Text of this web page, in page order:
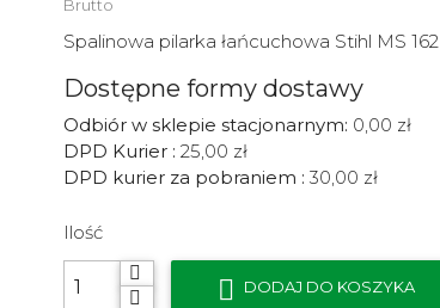
Brutto
Spalinowa pilarka łańcuchowa Stihl MS 162
Dostępne formy dostawy
Odbiór w sklepie stacjonarnym: 0,00 zł
DPD Kurier : 25,00 zł
DPD kurier za pobraniem : 30,00 zł
Ilość
 DODAJ DO KOSZYKA